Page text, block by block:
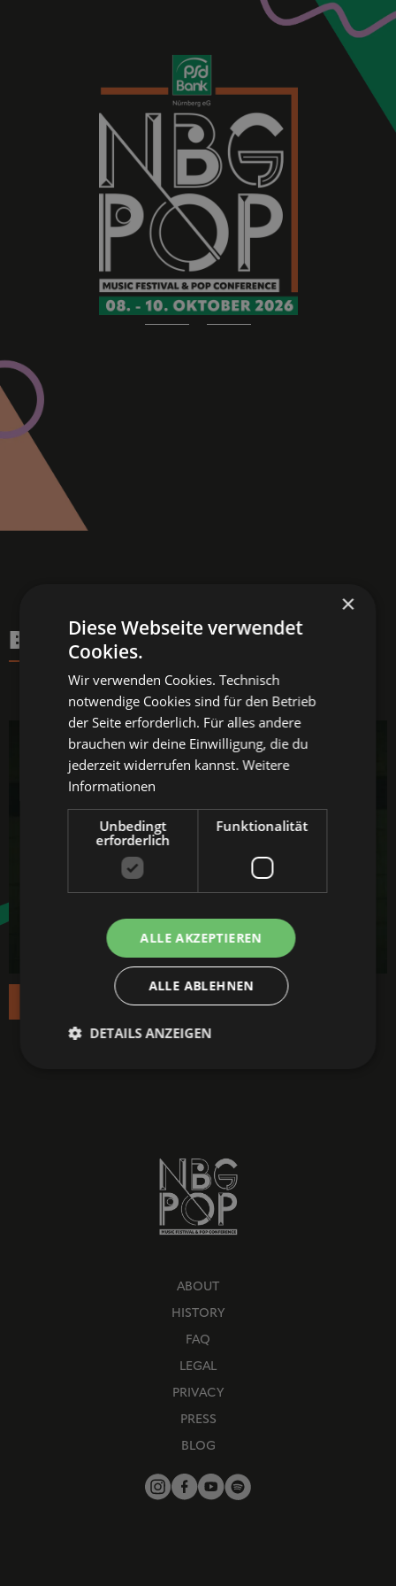
BEDROOM DISCO
Read the article
ABOUT
HISTORY
FAQ
LEGAL
PRIVACY
PRESS
BLOG
×
Diese Webseite verwendet
Cookies.
Wir verwenden Cookies. Technisch
notwendige Cookies sind für den Betrieb
der Seite erforderlich. Für alles andere
brauchen wir deine Einwilligung, die du
jederzeit widerrufen kannst.Weitere
Informationen
Unbedingt
erforderlich
Funktionalität
ALLE AKZEPTIEREN
ALLE ABLEHNEN
DETAILS ANZEIGEN